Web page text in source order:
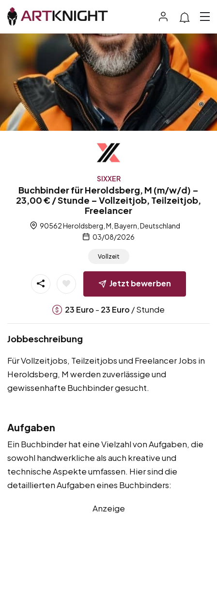
SIXXER
Buchbinder für Heroldsberg, M (m/w/d) –
23,00 € / Stunde – Vollzeitjob, Teilzeitjob,
Freelancer
90562 Heroldsberg, M, Bayern, Deutschland
03/08/2026
Vollzeit
Jetzt bewerben
23 Euro - 23 Euro / Stunde
Jobbeschreibung
Für Vollzeitjobs, Teilzeitjobs und Freelancer Jobs in
Heroldsberg, M werden zuverlässige und
gewissenhafte Buchbinder gesucht.
Aufgaben
Ein Buchbinder hat eine Vielzahl von Aufgaben, die
sowohl handwerkliche als auch kreative und
technische Aspekte umfassen. Hier sind die
detaillierten Aufgaben eines Buchbinders:
Anzeige